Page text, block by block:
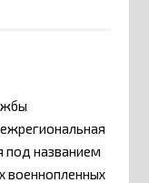
под названием
военнопленных